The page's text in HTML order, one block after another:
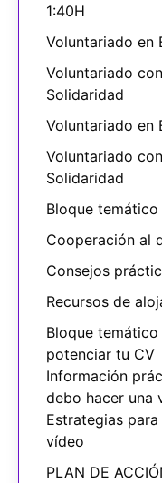
1:40H
Voluntariado en
Voluntariado
Solidaridad
Voluntariado en
Voluntariado
Solidaridad
Bloque
Cooperación al
Consejos
Recursos de
Bloque
potenciar tu CV
Información
debo hacer una
Estrategias
vídeo
PLAN DE